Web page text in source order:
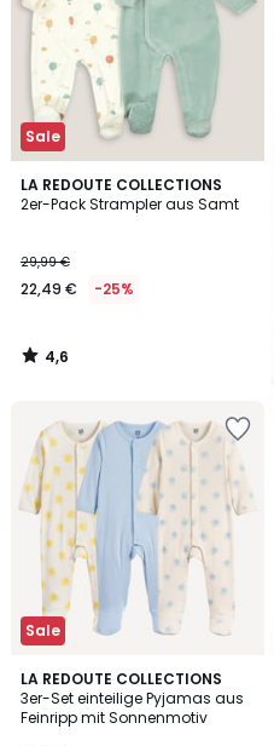
Sale
LA REDOUTE COLLECTIONS
2er-Pack Strampler aus Samt
29,99 €
22,49 € -25%
4,6
/ 5
4,6
/
Sale
LA REDOUTE COLLECTIONS
3er-Set einteilige Pyjamas aus
Feinripp mit Sonnenmotiv